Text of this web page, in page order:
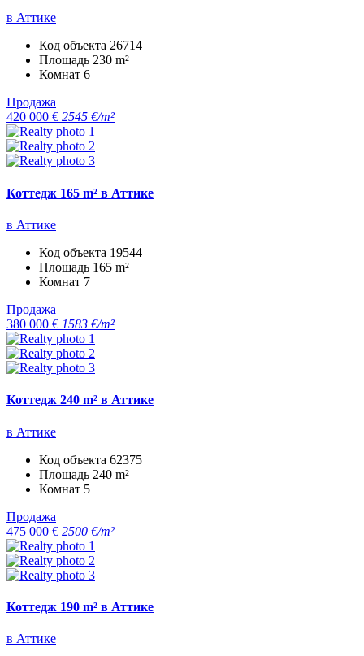
в Аттике
Код объекта 26714
Площадь 230 m²
Комнат 6
Продажа
420 000 € 2545 €/m²
Коттедж 165 m² в Аттике
в Аттике
Код объекта 19544
Площадь 165 m²
Комнат 7
Продажа
380 000 € 1583 €/m²
Коттедж 240 m² в Аттике
в Аттике
Код объекта 62375
Площадь 240 m²
Комнат 5
Продажа
475 000 € 2500 €/m²
Коттедж 190 m² в Аттике
в Аттике